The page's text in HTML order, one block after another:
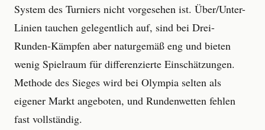
System des Turniers nicht vorgesehen ist. Über/Unter-
Linien tauchen gelegentlich auf, sind bei Drei-
Runden-Kämpfen aber naturgemäß eng und bieten
wenig Spielraum für differenzierte Einschätzungen.
Methode des Sieges wird bei Olympia selten als
eigener Markt angeboten, und Rundenwetten fehlen
fast vollständig.